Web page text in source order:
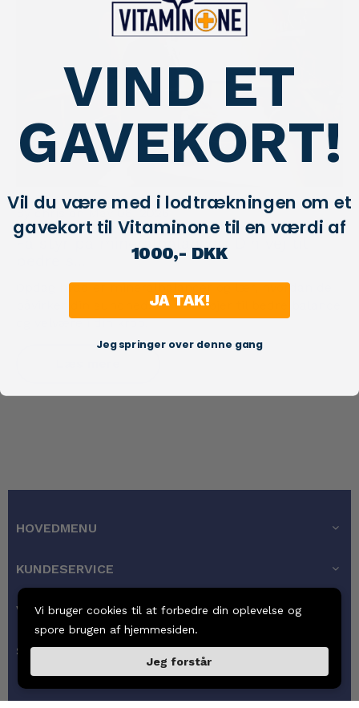
By chris onMay 08, 2026
Få styr på mineralbalancer: Din vej til
Opdag hvad er mineralbalancer og lær, hvordan de
påvirker din sundhed. Få værktøjer til bedre balance
og velvære i din krop!
HOVEDMENU
KUNDESERVICE
VORES GARANTI
SIDEFODSMENU
Vi bruger cookies til at forbedre din oplevelse og
spore brugen af hjemmesiden.
Jeg forstår
VIND ET
GAVEKORT!
Vil du være med i lodtrækningen om et
gavekort til Vitaminone til en værdi af
1000,- DKK
JA TAK!
Jeg springer over denne gang